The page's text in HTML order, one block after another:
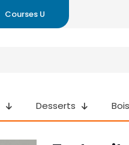
Courses U
Desserts